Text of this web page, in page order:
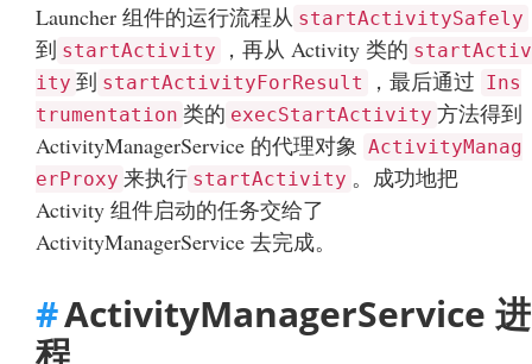
Launcher 组件的运行流程从 startActivitySafely
到 startActivity ，再从 Activity 类的 startActiv
ity 到 startActivityForResult ，最后通过 Ins
trumentation 类的 execStartActivity 方法得到
ActivityManagerService 的代理对象 ActivityManag
erProxy 来执行 startActivity 。成功地把
Activity 组件启动的任务交给了
ActivityManagerService 去完成。
ActivityManagerService 进
程